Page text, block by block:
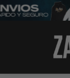
Search